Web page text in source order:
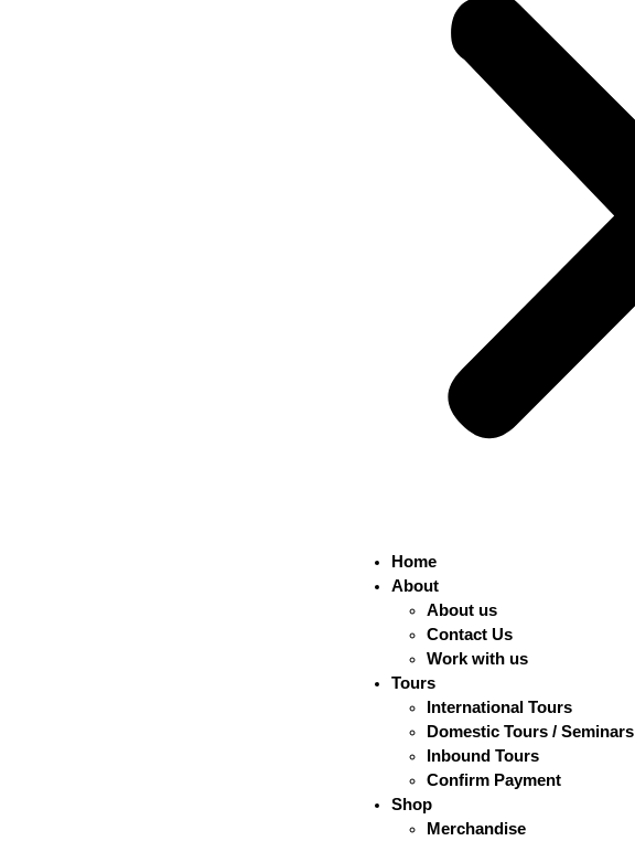
Home
About
About us
Contact Us
Work with us
Tours
International Tours
Domestic Tours / Seminars
Inbound Tours
Confirm Payment
Shop
Merchandise